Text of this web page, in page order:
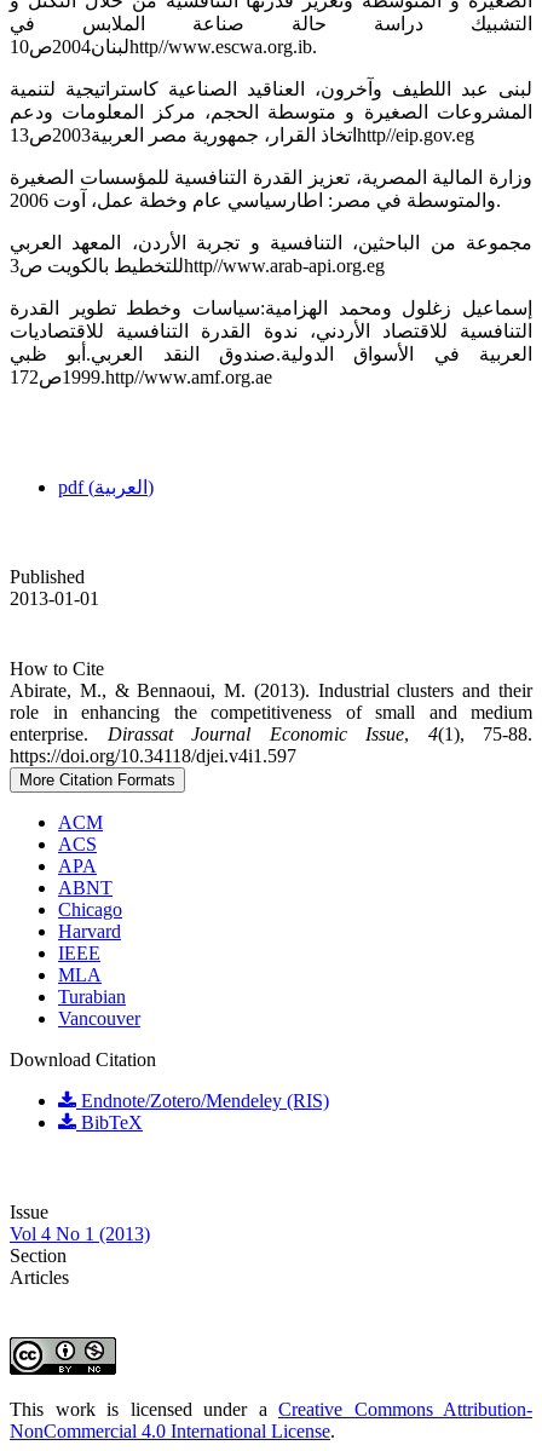
التشبيك دراسة حالة صناعة الملابس في
لبنان2004ص10http//www.escwa.org.ib.
لبنى عبد اللطيف وآخرون، العناقيد الصناعية كاستراتيجية لتنمية
المشروعات الصغيرة و متوسطة الحجم، مركز المعلومات ودعم
اتخاذ القرار، جمهورية مصر العربية2003ص13http//eip.gov.eg
وزارة المالية المصرية، تعزيز القدرة التنافسية للمؤسسات الصغيرة
والمتوسطة في مصر: اطارسياسي عام وخطة عمل، آوت 2006.
مجموعة من الباحثين، التنافسية و تجربة الأردن، المعهد العربي
للتخطيط بالكويت ص3http//www.arab-api.org.eg
إسماعيل زغلول ومحمد الهزامية:سياسات وخطط تطوير القدرة
التنافسية للاقتصاد الأردني، ندوة القدرة التنافسية للاقتصاديات
العربية في الأسواق الدولية.صندوق النقد العربي.أبو ظبي
1999ص172.http//www.amf.org.ae
pdf (العربية)
Published
2013-01-01
How to Cite
Abirate, M., & Bennaoui, M. (2013). Industrial clusters and their
role in enhancing the competitiveness of small and medium
enterprise. Dirassat Journal Economic Issue, 4(1), 75-88.
https://doi.org/10.34118/djei.v4i1.597
More Citation Formats
ACM
ACS
APA
ABNT
Chicago
Harvard
IEEE
MLA
Turabian
Vancouver
Download Citation
Endnote/Zotero/Mendeley (RIS)
BibTeX
Issue
Vol 4 No 1 (2013)
Section
Articles
This work is licensed under a Creative Commons Attribution-
NonCommercial 4.0 International License.